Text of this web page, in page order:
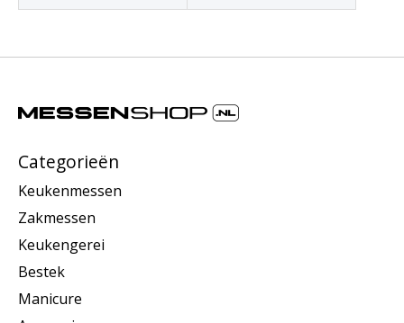
Categorieën
Keukenmessen
Zakmessen
Keukengerei
Bestek
Manicure